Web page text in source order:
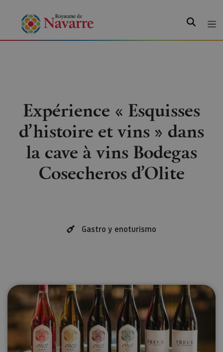
Expérience « Esquisses
d’histoire et vins » dans
la cave à vins Bodegas
Cosecheros d’Olite
Gastro y enoturismo